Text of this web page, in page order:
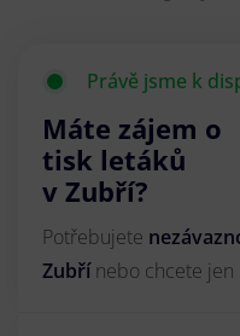
Právě jsme k
Máte zájem o
tisk letáků
v Zubří?
Potřebujete
Zubřínebo chcete jen